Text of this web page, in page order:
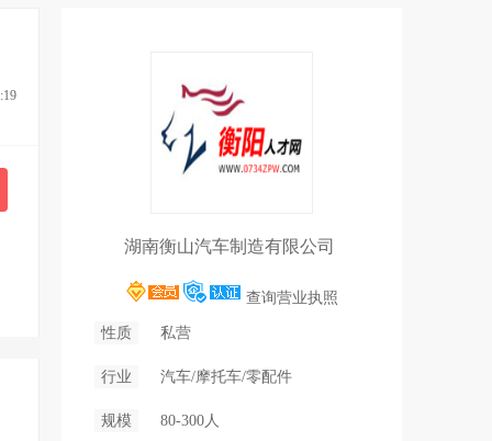
湖南衡山汽车制造有限公司
查询营业执照
性质 私营
行业 汽车/摩托车/零配件
规模 80-300人